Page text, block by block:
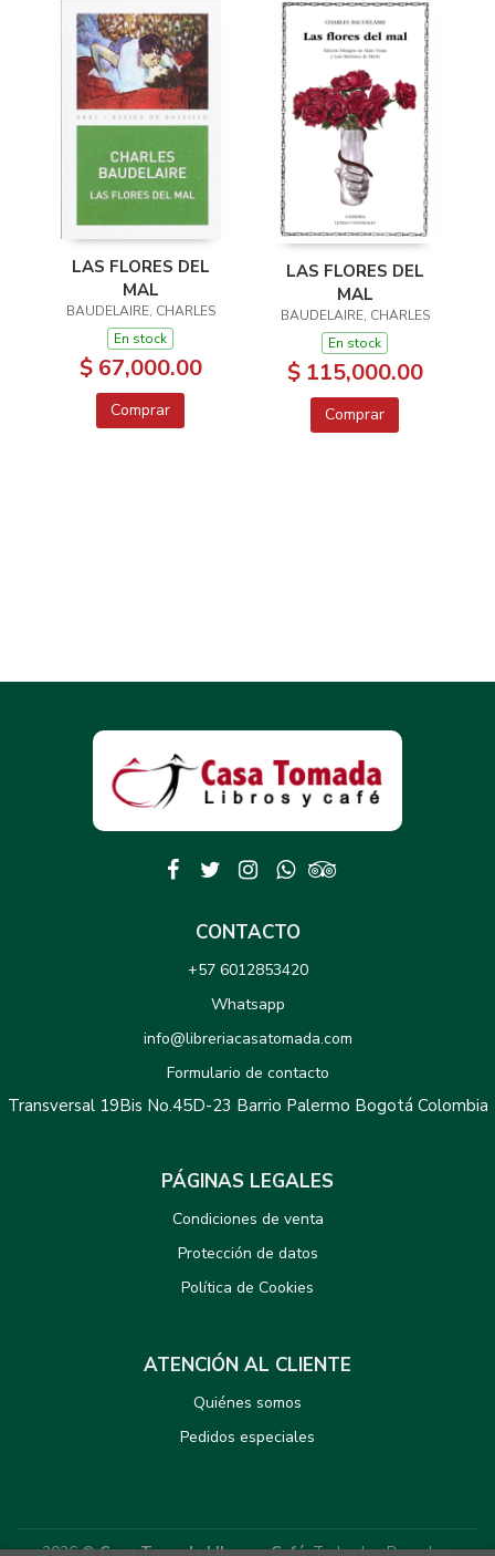
LAS FLORES DEL
MAL
BAUDELAIRE, CHARLES
En stock
$ 67,000.00
Comprar
LAS FLORES DEL
MAL
BAUDELAIRE, CHARLES
En stock
$ 115,000.00
Comprar
CONTACTO
+57 6012853420
Whatsapp
info@libreriacasatomada.com
Formulario de contacto
Transversal 19Bis No.45D-23 Barrio Palermo Bogotá Colombia
PÁGINAS LEGALES
Condiciones de venta
Protección de datos
Política de Cookies
ATENCIÓN AL CLIENTE
Quiénes somos
Pedidos especiales
2026 ©Casa Tomada LIbros y Café. Todos los Derechos